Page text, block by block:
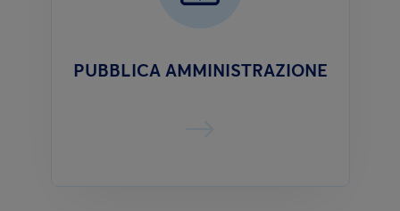
PUBBLICA AMMINISTRAZIONE